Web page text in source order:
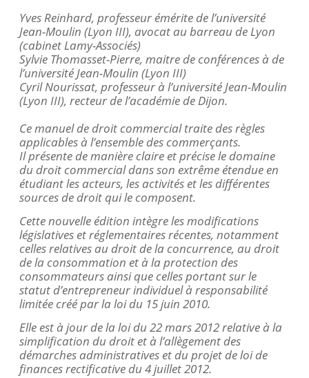
Yves Reinhard, professeur émérite de l’université
Jean-Moulin (Lyon III), avocat au barreau de Lyon
(cabinet Lamy-Associés)
Sylvie Thomasset-Pierre, maitre de conférences à de
l’université Jean-Moulin (Lyon III)
CyrilNourissat, professeur à l’université Jean-Moulin
(Lyon III), recteur de l’académie de Dijon.
Ce manuel de droit commercial traite des règles
applicables à l’ensemble des commerçants.
Il présente de manière claire et précise le domaine
du droit commercial dans son extrême étendue en
étudiant les acteurs, les activités et les différentes
sources de droit qui le composent.
Cette nouvelle édition intègre les modifications
législatives et réglementaires récentes, notamment
celles relatives au droit de la concurrence, au droit
de la consommation et à la protection des
consommateurs ainsi que celles portant sur le
statut d’entrepreneur individuel à responsabilité
limitée créé par la loi du 15 juin 2010.
Elle est à jour de la loi du 22 mars 2012 relative à la
simplification du droit et à l’allègement des
démarches administratives et du projet de loi de
finances rectificative du 4 juillet 2012.